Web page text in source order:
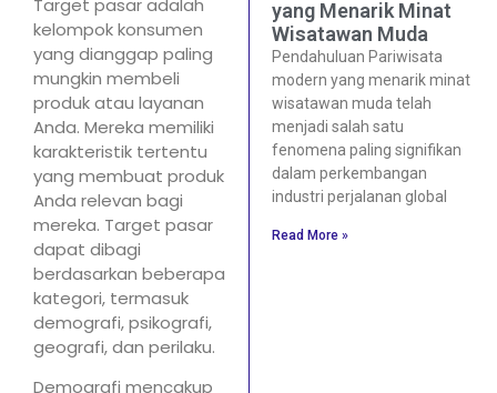
kelompok konsumen
yang dianggap paling
mungkin membeli
produk atau layanan
Anda. Mereka memiliki
karakteristik tertentu
yang membuat produk
Anda relevan bagi
mereka. Target pasar
dapat dibagi
berdasarkan beberapa
kategori, termasuk
demografi, psikografi,
geografi, dan perilaku.
Demografi mencakup
yang Menarik Minat
Wisatawan Muda
Pendahuluan Pariwisata
modern yang menarik minat
wisatawan muda telah
menjadi salah satu
fenomena paling signifikan
dalam perkembangan
industri perjalanan global
Read More »